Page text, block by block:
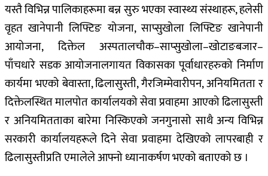
यस्तै विभिन्न पालिकाहरूमा बन्न सुरु भएका स्वास्थ्य संस्थाहरू, हलेसी
वृहत खानेपानी लिफ्टिङ योजना, साप्सुखोला लिफ्टिङ खानेपानी
आयोजना, दिक्तेल अस्पतालचौक–साप्सुखोला–खोटाङबजार–
पाँचधारे सडक आयोजनालगायत विकासका पूर्वाधारहरुको निर्माण
कार्यमा भएको बेवास्ता, ढिलासुस्ती, गैरजिम्मेवारीपन, अनियमितता र
दिक्तेलस्थित मालपोत कार्यालयको सेवा प्रवाहमा आएको ढिलासुस्ती
र अनियमितताका बारेमा निस्किएको जनगुनासो साथै अन्य विभिन्न
सरकारी कार्यालयहरूले दिने सेवा प्रवाहमा देखिएको लापरबाही र
ढिलासुस्तीप्रति एमालेले आफ्नो ध्यानाकर्षण भएको बताएको छ ।